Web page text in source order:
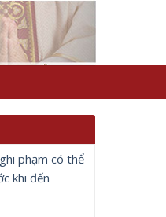
phạm có thể
khi đến